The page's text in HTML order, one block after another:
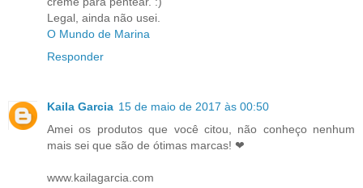
Legal, ainda não usei.
O Mundo de Marina
Responder
Kaila Garcia 15 de maio de 2017 às 00:50
Amei os produtos que você citou, não conheço nenhum
mais sei que são de ótimas marcas! ❤
www.kailagarcia.com